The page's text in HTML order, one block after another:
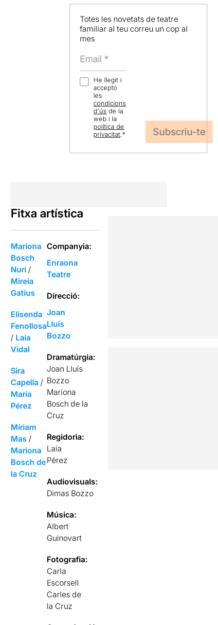
Totes les novetats de teatre
familiar al teu correu un cop al
mes
He llegit i
accepto
les
condicions
d'ús de la
web i la
política de
privacitat.*
Fitxa artística
Mariona
Bosch
Nuri /
Mireia
Gatius
Elisenda
Fenollosa
/ Laia
Vidal
Sira
Capella /
Maria
Pérez
Míriam
Mas /
Mariona
Bosch de
la Cruz
Companyia:
Enraona
Teatre
Direcció:
Joan
Lluís
Bozzo
Dramatúrgia:
Joan Lluís
Bozzo
Mariona
Bosch de la
Cruz
Regidoria:
Laia
Pérez
Audiovisuals:
Dimas Bozzo
Música:
Albert
Guinovart
Fotografia:
Carla
Escorsell
Carles de
la Cruz